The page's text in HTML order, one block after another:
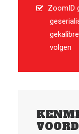
ZoomID
volgen